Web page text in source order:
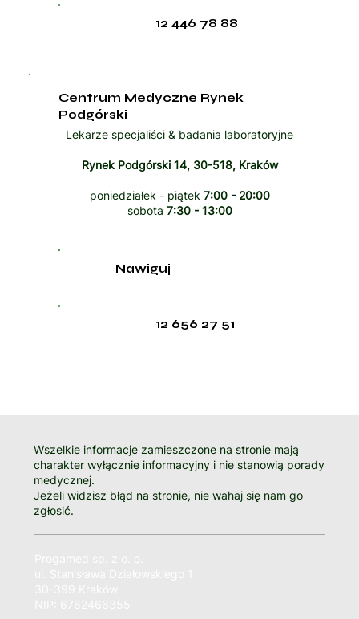
12 446 78 88
Centrum Medyczne Rynek
Podgórski
Lekarze specjaliści & badania laboratoryjne
Rynek Podgórski 14, 30-518, Kraków
poniedziałek - piątek 7:00 - 20:00
sobota 7:30 - 13:00
12 656 27 51
Nawiguj
Wszelkie informacje zamieszczone na stronie mają
charakter wyłącznie informacyjny i nie stanowią porady
medycznej.
Jeżeli widzisz błąd na stronie, nie wahaj się nam go
zgłosić.